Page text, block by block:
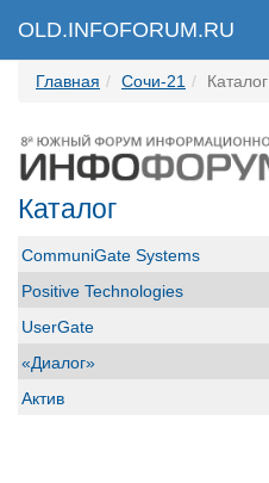
OLD.INFOFORUM.RU
Главная Сочи-21 Каталог
Каталог
CommuniGate Systems
Positive Technologies
UserGate
«Диалог»
Актив